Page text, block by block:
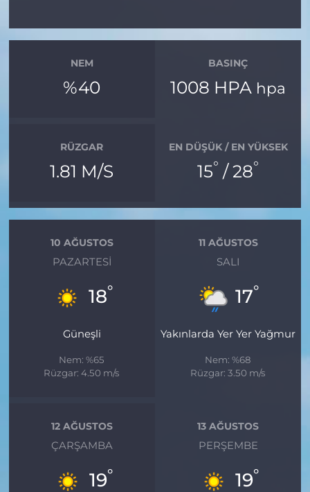
NEM
%40
BASINÇ
1008 HPA hpa
RÜZGAR
1.81 M/S
EN DÜŞÜK / EN YÜKSEK
15° / 28°
10 AĞUSTOS
PAZARTESI
18°
Güneşli
Nem: %65
Rüzgar: 4.50 m/s
11 AĞUSTOS
SALI
17°
Yakınlarda Yer Yer Yağmur
Nem: %68
Rüzgar: 3.50 m/s
12 AĞUSTOS
ÇARŞAMBA
19°
13 AĞUSTOS
PERŞEMBE
19°